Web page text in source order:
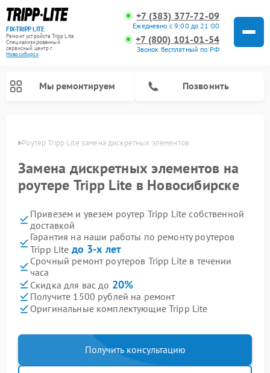
FIX-TRIPP LITE
Ремонт устройств Tripp Lite
Специализированный
cервисный центр г.
Новосибирск
+7 (383) 377-72-09
Ежедневно с 9:00 до 21:00
+7 (800) 101-01-54
Звонок бесплатный по РФ
Мы ремонтируем Позвонить
Роутер Tripp Lite замена дискретных элементов
Замена дискретных элементов на
роутере Tripp Lite в Новосибирске
Привезем и увезем роутер Tripp Lite собственной
доставкой
Гарантия на наши работы по ремонту роутеров
Tripp Lite до 3-х лет
Срочный ремонт роутеров Tripp Lite в течении
часа
Скидка для вас до 20%
Получите 1500 рублей на ремонт
Оригинальные комплектующие Tripp Lite
Получить консультацию